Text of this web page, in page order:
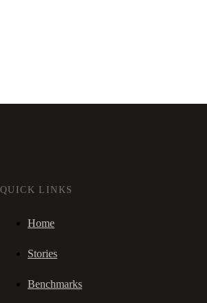
QUICK LINKS
Home
Stories
Benchmarks